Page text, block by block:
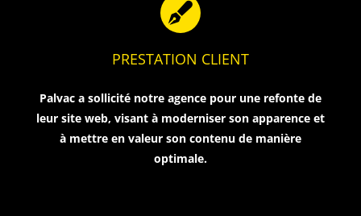

PRESTATION CLIENT
Palvac a sollicité notre agence pour une refonte de
leur site web, visant à moderniser son apparence et
à mettre en valeur son contenu de manière
optimale.